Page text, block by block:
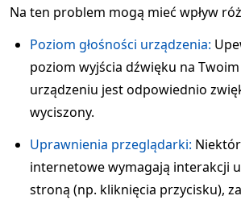
Na ten problem mogą mieć wpływ
Poziom głośności urządzenia:
poziom wyjścia dźwięku na
urządzeniu jest odpowiednio
wyciszony.
Uprawnienia przeglądarki:
internetowe wymagają interakcji
stroną (np. kliknięcia przycisku),